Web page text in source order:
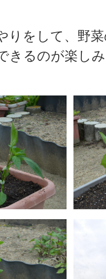
りをして、野
きるのが楽し